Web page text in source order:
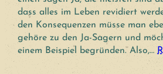
dass alles im Leben revidiert
den Konsequenzen müsse man
gehöre zu den Ja-Sagern und
einem Beispiel begründen. Also,…